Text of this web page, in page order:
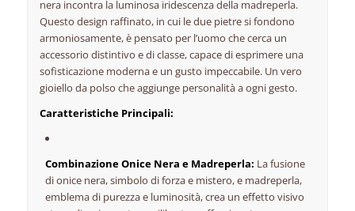
nera incontra la luminosa iridescenza della madreperla.
Questo design raffinato,in cui le due pietre si fondono
armoniosamente,è pensato per l’uomo che cerca un
accessorio distintivo e di classe,capace di esprimere una
sofisticazione moderna e un gusto impeccabile.Un vero
gioiello da polso che aggiunge personalità a ogni gesto.
Caratteristiche Principali:
Combinazione Onice Nera e Madreperla: La fusione
di onice nera,simbolo di forza e mistero,e madreperla,
emblema di purezza e luminosità,crea un effetto visivo